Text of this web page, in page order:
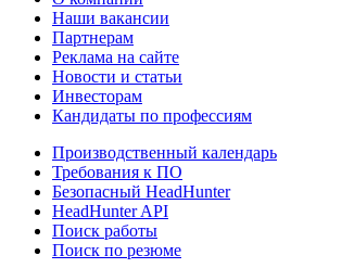
Наши вакансии
Партнерам
Реклама на сайте
Новости и статьи
Инвесторам
Кандидаты по профессиям
Производственный календарь
Требования к ПО
Безопасный HeadHunter
HeadHunter API
Поиск работы
Поиск по резюме